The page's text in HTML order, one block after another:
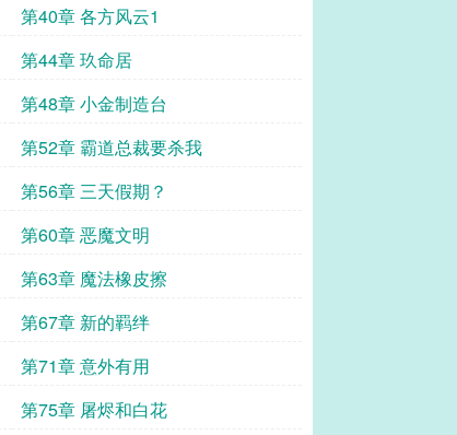
第40章 各方风云1
第44章 玖命居
第48章 小金制造台
第52章 霸道总裁要杀我
第56章 三天假期？
第60章 恶魔文明
第63章 魔法橡皮擦
第67章 新的羁绊
第71章 意外有用
第75章 屠烬和白花